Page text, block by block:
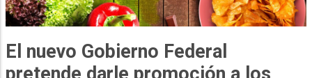
El nuevo Gobierno Federal